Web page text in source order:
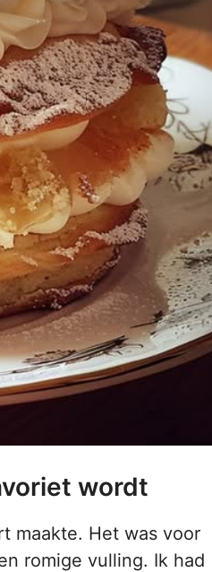
wordt
maakte. Het was voor
romige vulling. Ik had